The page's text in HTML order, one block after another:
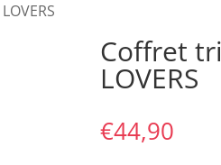
Coffret
LOVERS
€44,90